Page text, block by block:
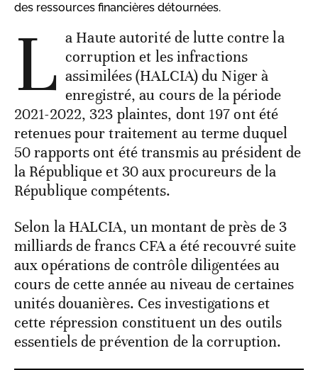
des ressources financières détournées.
L a Haute autorité de lutte contre la
corruption et les infractions
assimilées (HALCIA) du Niger à
enregistré, au cours de la période
2021-2022, 323 plaintes, dont 197 ont été
retenues pour traitement au terme duquel
50 rapports ont été transmis au président de
la République et 30 aux procureurs de la
République compétents.
Selon la HALCIA, un montant de près de 3
milliards de francs CFA a été recouvré suite
aux opérations de contrôle diligentées au
cours de cette année au niveau de certaines
unités douanières. Ces investigations et
cette répression constituent un des outils
essentiels de prévention de la corruption.